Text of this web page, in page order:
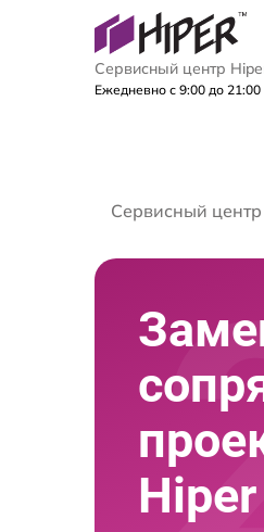
Сервисный центр
Ежедневно с 9:00 до 21:00
Сервисный